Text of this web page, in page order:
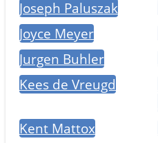
Joseph Paluszak
Joyce Meyer
Jurgen Buhler
Kees de Vreugd
Kent Mattox